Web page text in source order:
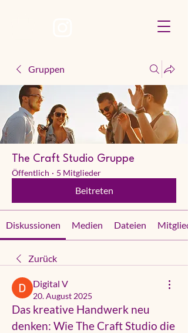
Gruppen
The Craft Studio Gruppe
Öffentlich · 5 Mitglieder
Beitreten
Diskussionen Medien Dateien
Zurück
Digital V
20. August 2025
Das kreative Handwerk neu
denken: Wie The Craft Studio die